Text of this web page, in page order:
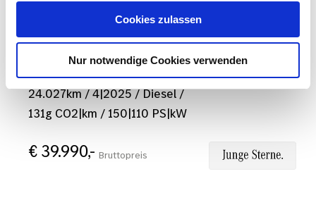
Cookies zulassen
Nur notwendige Cookies verwenden
Mercedes-Benz - CLA 200 d
Coupé
24.027km/4|2025/Diesel/
131g CO2|km / 150|110 PS|kW
€ 39.990,- Bruttopreis